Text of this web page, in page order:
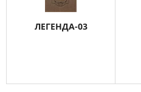
ЛЕГЕНДА-03